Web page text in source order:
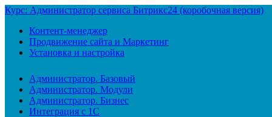
Курс: Администратор сервиса Битрикс24 (коробочная версия)
Контент-менеджер
Продвижение сайта и Маркетинг
Установка и настройка
Администратор. Базовый
Администратор. Модули
Администратор. Бизнес
Интеграция с 1С